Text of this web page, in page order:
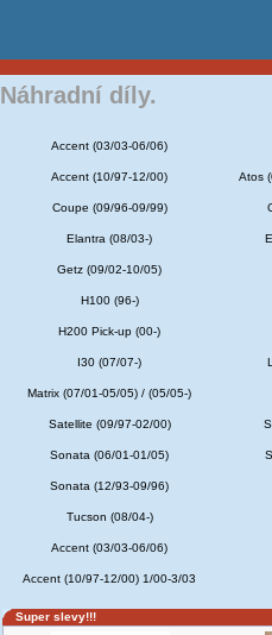
Náhradní díly.
Accent (03/03-06/06)
Accent (10/97-12/00) Atos
Coupe (09/96-09/99)
Elantra (08/03-)
Getz (09/02-10/05)
H100 (96-)
H200 Pick-up (00-)
I30 (07/07-)
Matrix (07/01-05/05) / (05/05-)
Satellite (09/97-02/00)
Sonata (06/01-01/05)
Sonata (12/93-09/96)
Tucson (08/04-)
Accent (03/03-06/06)
Accent (10/97-12/00) 1/00-3/03
Super slevy!!!